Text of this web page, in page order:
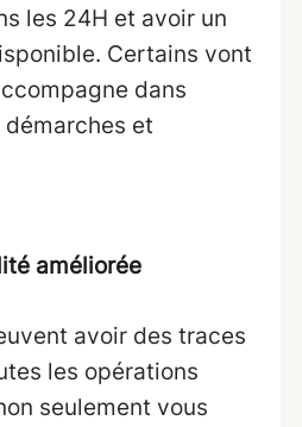
les 24H et avoir un
Certains vont
dans
démarches et
améliorée
avoir des traces
les opérations
seulement vous